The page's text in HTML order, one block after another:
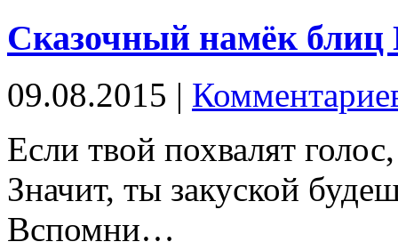
Сказочный намёк
09.08.2015 |
Если твой похвалят голос,
Значит, ты закуской
Вспомни…